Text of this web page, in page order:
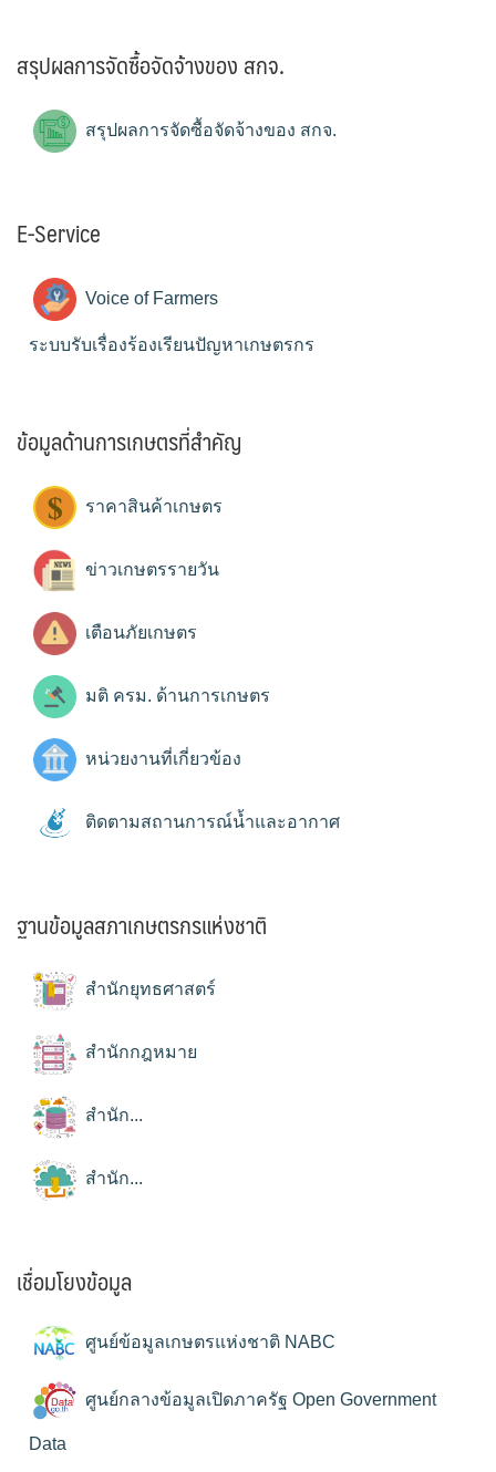
สรุปผลการจัดซื้อจัดจ้างของ สกจ.
สรุปผลการจัดซื้อจัดจ้างของ สกจ.
E-Service
Voice of Farmers
ระบบรับเรื่องร้องเรียนปัญหาเกษตรกร
ข้อมูลด้านการเกษตรที่สำคัญ
ราคาสินค้าเกษตร
ข่าวเกษตรรายวัน
เตือนภัยเกษตร
มติ ครม. ด้านการเกษตร
หน่วยงานที่เกี่ยวข้อง
ติดตามสถานการณ์น้ำและอากาศ
ฐานข้อมูลสภาเกษตรกรแห่งชาติ
สำนักยุทธศาสตร์
สำนักกฎหมาย
สำนัก...
สำนัก...
เชื่อมโยงข้อมูล
ศูนย์ข้อมูลเกษตรแห่งชาติ NABC
ศูนย์กลางข้อมูลเปิดภาครัฐ Open Government
Data